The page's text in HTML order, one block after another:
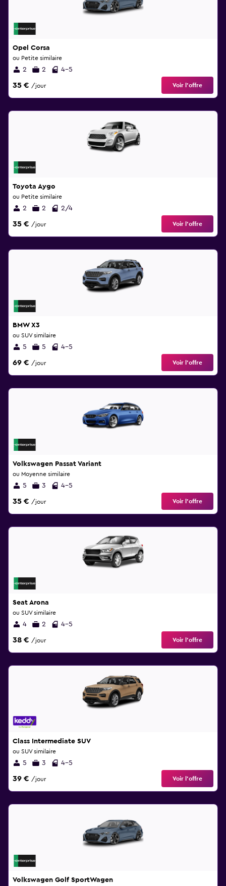
Opel Corsa
ou Petite similaire
2 2 4-5
35 € /jour Voir l’offre
Toyota Aygo
ou Petite similaire
2 2 2/4
35 € /jour Voir l’offre
BMW X3
ou SUV similaire
5 5 4-5
69 € /jour Voir l’offre
Volkswagen Passat Variant
ou Moyenne similaire
5 3 4-5
35 € /jour Voir l’offre
Seat Arona
ou SUV similaire
4 2 4-5
38 € /jour Voir l’offre
Class Intermediate SUV
ou SUV similaire
5 3 4-5
39 € /jour Voir l’offre
Volkswagen Golf SportWagen